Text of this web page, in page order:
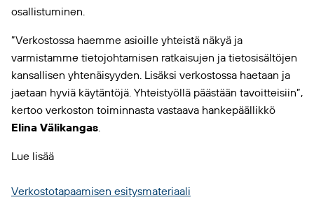
osallistuminen.
”Verkostossa haemme asioille yhteistä näkyä ja
varmistamme tietojohtamisen ratkaisujen ja tietosisältöjen
kansallisen yhtenäisyyden. Lisäksi verkostossa haetaan ja
jaetaan hyviä käytäntöjä. Yhteistyöllä päästään tavoitteisiin”,
kertoo verkoston toiminnasta vastaava hankepäällikkö
Elina Välikangas.
Lue lisää
Verkostotapaamisen esitysmateriaali